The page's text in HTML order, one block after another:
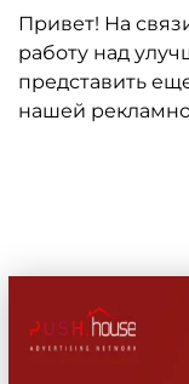
Привет! На
работу над
представить
нашей
формат On-
его
добиваться